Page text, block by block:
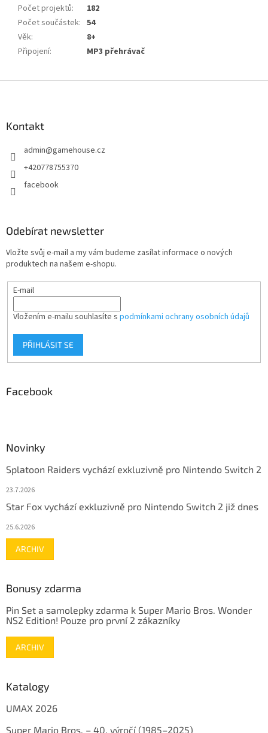
Počet projektů:
182
Počet součástek: 54
Věk:
8+
Připojení: MP3 přehrávač
Kontakt
admin@gamehouse.cz
+420778755370
facebook
Odebírat newsletter
Vložte svůj e-mail a my vám budeme zasílat informace o nových
produktech na našem e-shopu.
E-mail
Vložením e-mailu souhlasíte s podmínkami ochrany osobních údajů
PŘIHLÁSIT SE
Facebook
Novinky
Splatoon Raiders vychází exkluzivně pro Nintendo Switch 2
23.7.2026
Star Fox vychází exkluzivně pro Nintendo Switch 2 již dnes
25.6.2026
ARCHIV
Bonusy zdarma
Pin Set a samolepky zdarma k Super Mario Bros. Wonder
NS2 Edition! Pouze pro první 2 zákazníky
ARCHIV
Katalogy
UMAX 2026
Super Mario Bros. – 40. výročí (1985–2025)